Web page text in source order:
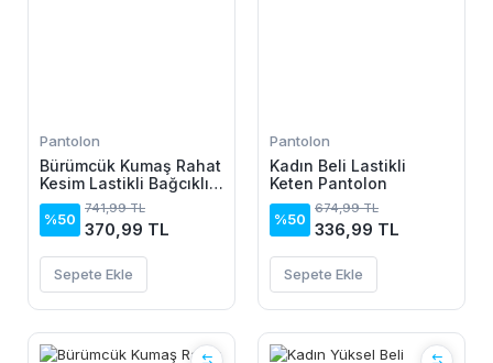
Pantolon
Bürümcük Kumaş Rahat
Kesim Lastikli Bağcıklı
Cepli Pantolon - Beyaz
%50
741,99 TL
370,99 TL
Sepete Ekle
Pantolon
Kadın Beli Lastikli
Keten Pantolon
%50
674,99 TL
336,99 TL
Sepete Ekle